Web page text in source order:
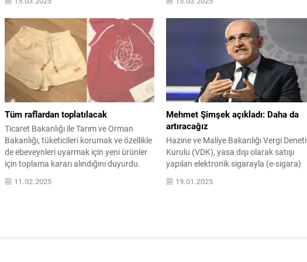
hayvandan elde edildiği açıkça
belirtilecek. Yanıltıcı ifadelerin önüne
geçmeyi amaçlayan düzenleme, etik ve
şeffaf üretimi teşvik edecek.
Tüm raflardan toplatılacak
Ticaret Bakanlığı ile Tarım ve Orman
Bakanlığı, tüketicileri korumak ve özellikle
de ebeveynleri uyarmak için yeni ürünler
için toplama kararı alındığını duyurdu.
11.02.2025
Mehmet Şimşek açıkladı: Daha da
artıracağız
Hazine ve Maliye Bakanlığı Vergi
Kurulu (VDK), yasa dışı olarak satışı
yapılan elektronik sigarayla (e-sigara)
mücadele amacıyla başlattığı çalışma
sonucunda 300 milyon liralık kayıt dışı
19.01.2025